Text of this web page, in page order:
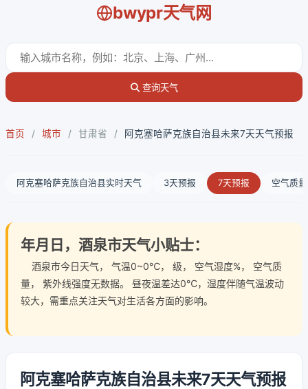
bwypr天气网
查询天气
首页 / 城市 / 甘肃省 / 阿克塞哈萨克族自治县未来7天天气预报
阿克塞哈萨克族自治县实时天气 3天预报 7天预报 空气质量
年月日，酒泉市天气小贴士：
酒泉市今日天气， 气温0~0℃， 级， 空气湿度%， 空气质
量， 紫外线强度无数据。 昼夜温差达0℃，湿度伴随气温波动
较大，需重点关注天气对生活各方面的影响。
阿克塞哈萨克族自治县未来7天天气预报